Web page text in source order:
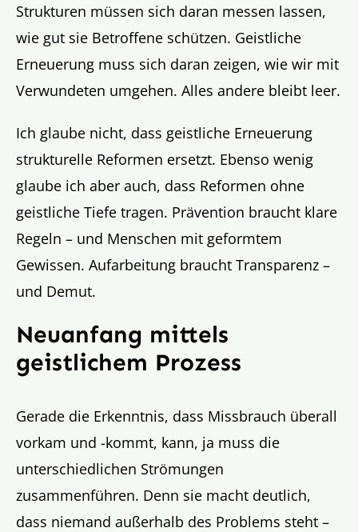
Strukturen müssen sich daran messen lassen,
wie gut sie Betroffene schützen. Geistliche
Erneuerung muss sich daran zeigen, wie wir mit
Verwundeten umgehen. Alles andere bleibt leer.
Ich glaube nicht, dass geistliche Erneuerung
strukturelle Reformen ersetzt. Ebenso wenig
glaube ich aber auch, dass Reformen ohne
geistliche Tiefe tragen. Prävention braucht klare
Regeln – und Menschen mit geformtem
Gewissen. Aufarbeitung braucht Transparenz –
und Demut.
Neuanfang mittels
geistlichem Prozess
Gerade die Erkenntnis, dass Missbrauch überall
vorkam und -kommt, kann, ja muss die
unterschiedlichen Strömungen
zusammenführen. Denn sie macht deutlich,
dass niemand außerhalb des Problems steht –